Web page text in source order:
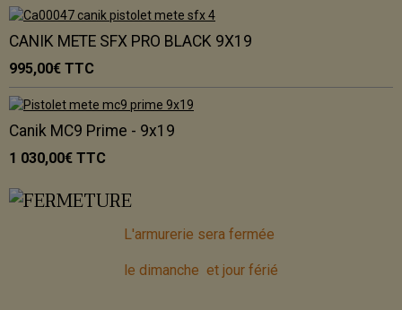
CANIK METE SFX PRO BLACK 9X19
995,00€ TTC
Canik MC9 Prime - 9x19
1 030,00€ TTC
L'armurerie sera fermée
le dimanche et jour férié